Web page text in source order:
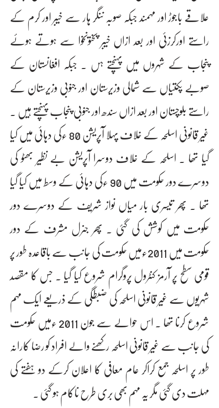
علاقے باجوڑ اور مہمند جبکہ صوبہ ننگر ہار سے خیبر اور کرم کے
راستے اورکرزئی اور بعد ازاں خیبر پختونخوا سے ہوتے ہوئے
پنجاب کے شہروں میں پہنچتے ہں ۔ جبکہ افغانستان کے
صوبے پکتیاں سے شمالی وزیرستان اور جنوبی وزیرستان کے
راستے بلوچستان اور بعد ازاں سندھ اور جنوبی پنجاب پہنچتے ہیں ۔
غیر قانونی اسلحہ کے خلاف پہلا آپریشن 80 ءکی دہائی میں کیا
گیا تھا ۔ اسلحہ کے خلاف دوسرا آپریشن بے نظیر بھٹو کی
دوسرے دور حکومت میں 90 ءکی دہائی کے وسط میں کیا گیا
تھا ۔ پھر تیسری بار میاں نواز شریف کے دوسرے دور
حکومت میں کوشش کی گئی ۔ پھر جنرل مشرف کے دور
حکومت میں 2011ءمیں حکومت کی جانب سے باقاعدہ طور پر
قومی سطح پر آرمز کنٹرول پروگرام شروع کیا گیا ۔ جس کا مقصد
شہریوں سے غیر قانونی اسلحہ کی ضبطگی کے ذریعے ایک مہم
شروع کرنا تھا ۔ اس حوالے سے جون 2011 ءمیں حکومت
کی جانب سے غیر قانونی اسلحہ رکھنے والے افراد کو رضا کارانہ
طور پر اسلحہ جمع کراکر عام معافی کا اعلان کرکے دو ہفتے کی
مہلت دی گئی مگر یہ مہم بھی بری طرح ناکام ہو گئی ۔